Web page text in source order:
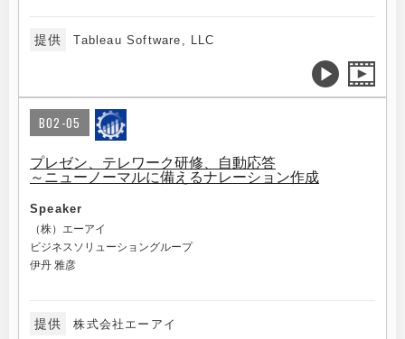
提供 Tableau Software, LLC
B02-05
プレゼン、テレワーク研修、自動応答
～ニューノーマルに備えるナレーション作成
Speaker
（株）エーアイ
ビジネスソリューショングループ
伊丹 雅彦
提供 株式会社エーアイ